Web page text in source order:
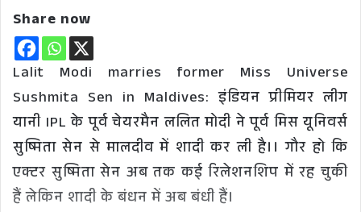
Share now
Lalit Modi marries former Miss Universe
Sushmita Sen in Maldives: इंडियन प्रीमियर लीग
यानी IPL के पूर्व चेयरमैन ललित मोदी ने पूर्व मिस यूनिवर्स
सुष्मिता सेन से मालदीव में शादी कर ली है।। गौर हो कि
एक्टर सुष्मिता सेन अब तक कई रिलेशनशिप में रह चुकी
हैं लेकिन शादी के बंधन में अब बंधी हैं।